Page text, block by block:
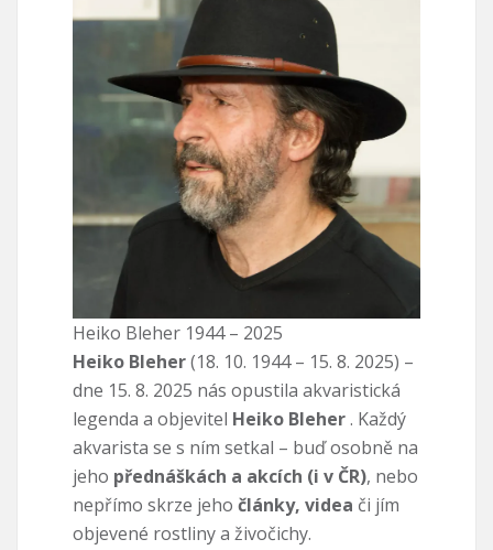
Heiko Bleher 1944 – 2025
Heiko Bleher(18. 10. 1944 – 15. 8. 2025) –
dne 15. 8. 2025 nás opustila akvaristická
legenda a objevitel Heiko Bleher. Každý
akvarista se s ním setkal – buď osobně na
jeho přednáškách a akcích (i v ČR), nebo
nepřímo skrze jeho články, videa či jím
objevené rostliny a živočichy.